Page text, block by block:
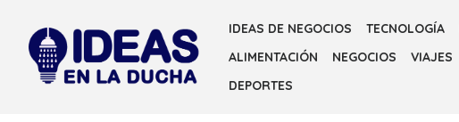
content
IDEAS DE NEGOCIOS TECNOLOGÍA
ALIMENTACIÓN
NEGOCIOS VIAJES
DEPORTES